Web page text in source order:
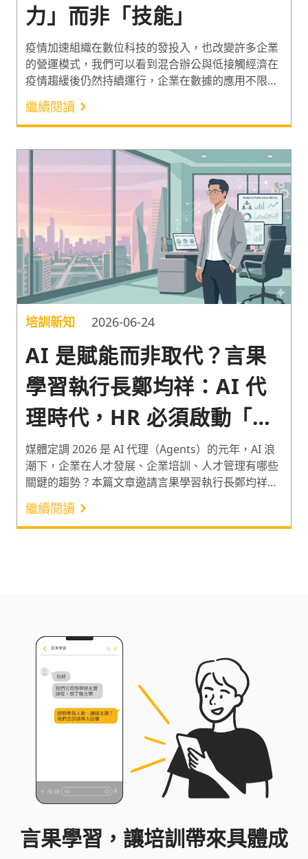
力」而非「技能」
疫情加速組織在數位科技的發投入，也改變許多企業
的營運模式，我們可以看到混合辦公與低接觸經濟在
疫情趨緩後仍然持續運行，企業在數據的應用不限於
營運流程的優化，大量的預測性工具被用在商業模式
改造上，以符合Y世代與Z世代的消費習慣。
繼續閱讀
培訓新知 2026-06-24
AI 是賦能而非取代？言果
學習執行長鄭均祥：AI 代
理時代，HR 必須啟動「碳
矽共生」的戰略性人力規劃
媒體定調 2026 是 AI 代理（Agents）的元年，AI 浪
潮下，企業在人才發展、企業培訓、人才管理有哪些
關鍵的趨勢？本篇文章邀請言果學習執行長鄭均祥
（小美），針對 AI 時代下的人才發展以及 ATD 的主
流論調 「AI 不會取代人類，反而會賦能人類」 進行
觀點的分享。
繼續閱讀
言果學習，讓培訓帶來具體成